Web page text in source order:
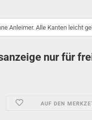
nur für
AUF DEN